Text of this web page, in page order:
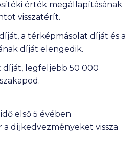
érték megállapításának
visszatérít.
a térképmásolat díját és a
díját elengedik.
díját, legfeljebb 50 000
első 5 évében
díjkedvezményeket vissza